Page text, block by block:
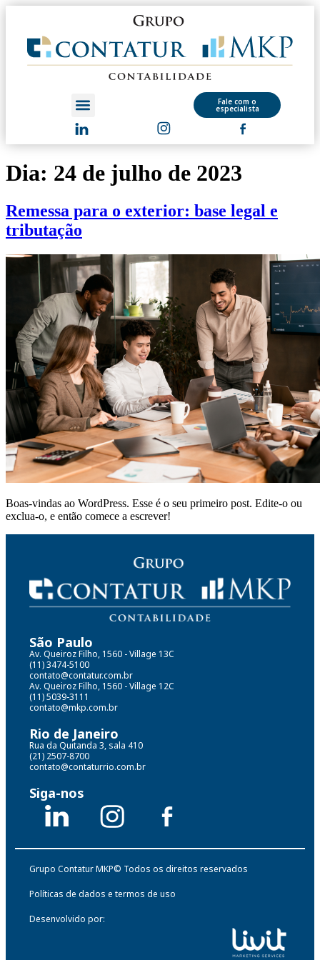
Fale com o
especialista
Dia: 24 de julho de 2023
Remessa para o exterior: base legal e
tributação
Boas-vindas ao WordPress. Esse é o seu primeiro post. Edite-o ou
exclua-o, e então comece a escrever!
São Paulo
Av. Queiroz Filho, 1560 - Village 13C
(11) 3474-5100
contato@contatur.com.br
Av. Queiroz Filho, 1560 - Village 12C
(11) 5039-3111
contato@mkp.com.br
Rio de Janeiro
Rua da Quitanda 3, sala 410
(21) 2507-8700
contato@contaturrio.com.br
Siga-nos
Grupo Contatur MKP© Todos os direitos reservados
Políticas de dados e termos de uso
Desenvolvido por: